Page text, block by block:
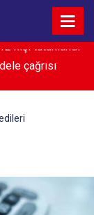
çağrısı